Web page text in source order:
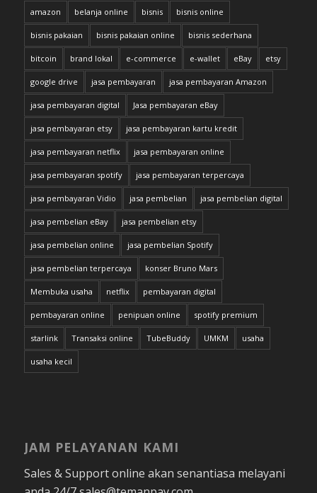
amazon belanja online bisnis bisnis online
bisnis pakaian bisnis pakaian online bisnis sederhana
bitcoin brand lokal e-commerce e-wallet eBay etsy
google drive jasa pembayaran jasa pembayaran Amazon
jasa pembayaran digital Jasa pembayaran eBay
jasa pembayaran etsy jasa pembayaran kartu kredit
jasa pembayaran netflix jasa pembayaran online
jasa pembayaran spotify jasa pembayaran terpercaya
jasa pembayaran Vidio jasa pembelian jasa pembelian digital
jasa pembelian eBay jasa pembelian etsy
jasa pembelian online jasa pembelian Spotify
jasa pembelian terpercaya konser Bruno Mars
Membuka usaha netflix pembayaran digital
pembayaran online penipuan online spotify premium
starlink Transaksi online TubeBuddy UMKM usaha
usaha kecil
JAM PELAYANAN KAMI
Sales & Support online akan senantiasa melayani